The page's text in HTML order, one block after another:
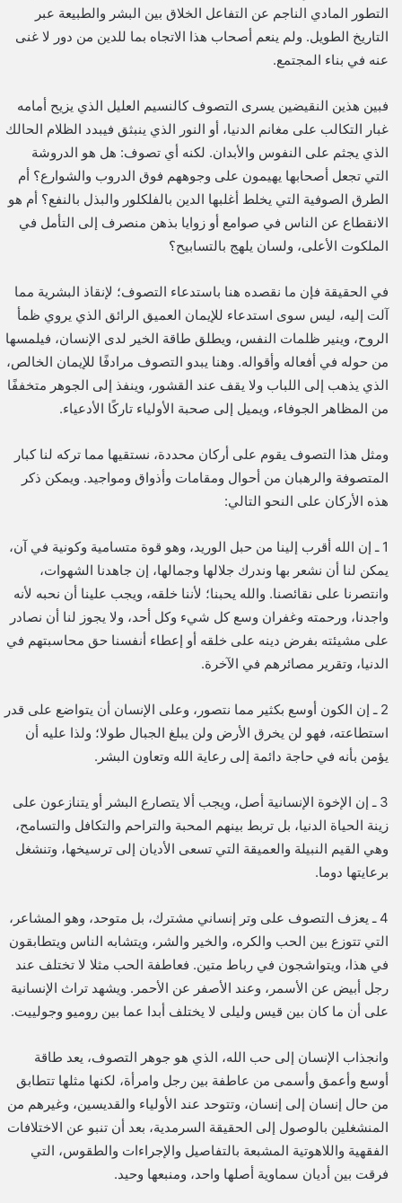
التطور المادي الناجم عن التفاعل الخلاق بين البشر والطبيعة عبر
التاريخ الطويل. ولم ينعم أصحاب هذا الاتجاه بما للدين من دور لا غنى
عنه في بناء المجتمع.
فبين هذين النقيضين يسرى التصوف كالنسيم العليل الذي يزيح أمامه
غبار التكالب على مغانم الدنيا، أو النور الذي ينبثق فيبدد الظلام الحالك
الذي يجثم على النفوس والأبدان. لكنه أي تصوف: هل هو الدروشة
التي تجعل أصحابها يهيمون على وجوههم فوق الدروب والشوارع؟ أم
الطرق الصوفية التي يخلط أغلبها الدين بالفلكلور والبذل بالنفع؟ أم هو
الانقطاع عن الناس في صوامع أو زوايا بذهن منصرف إلى التأمل في
الملكوت الأعلى، ولسان يلهج بالتسابيح؟
في الحقيقة فإن ما نقصده هنا باستدعاء التصوف؛ لإنقاذ البشرية مما
آلت إليه، ليس سوى استدعاء للإيمان العميق الرائق الذي يروي ظمأ
الروح، وينير ظلمات النفس، ويطلق طاقة الخير لدى الإنسان، فيلمسها
من حوله في أفعاله وأقواله. وهنا يبدو التصوف مرادفًا للإيمان الخالص،
الذي يذهب إلى اللباب ولا يقف عند القشور، وينفذ إلى الجوهر متخففًا
من المظاهر الجوفاء، ويميل إلى صحبة الأولياء تاركًا الأدعياء.
ومثل هذا التصوف يقوم على أركان محددة، نستقيها مما تركه لنا كبار
المتصوفة والرهبان من أحوال ومقامات وأذواق ومواجيد. ويمكن ذكر
هذه الأركان على النحو التالي:
1 ـ إن الله أقرب إلينا من حبل الوريد، وهو قوة متسامية وكونية في آن،
يمكن لنا أن نشعر بها وندرك جلالها وجمالها، إن جاهدنا الشهوات،
وانتصرنا على نقائصنا. والله يحبنا؛ لأننا خلقه، ويجب علينا أن نحبه لأنه
واجدنا، ورحمته وغفران وسع كل شيء وكل أحد، ولا يجوز لنا أن نصادر
على مشيئته بفرض دينه على خلقه أو إعطاء أنفسنا حق محاسبتهم في
الدنيا، وتقرير مصائرهم في الآخرة.
2 ـ إن الكون أوسع بكثير مما نتصور، وعلى الإنسان أن يتواضع على قدر
استطاعته، فهو لن يخرق الأرض ولن يبلغ الجبال طولا؛ ولذا عليه أن
يؤمن بأنه في حاجة دائمة إلى رعاية الله وتعاون البشر.
3 ـ إن الإخوة الإنسانية أصل، ويجب ألا يتصارع البشر أو يتنازعون على
زينة الحياة الدنيا، بل تربط بينهم المحبة والتراحم والتكافل والتسامح،
وهي القيم النبيلة والعميقة التي تسعى الأديان إلى ترسيخها، وتنشغل
برعايتها دوما.
4 ـ يعزف التصوف على وتر إنساني مشترك، بل متوحد، وهو المشاعر،
التي تتوزع بين الحب والكره، والخير والشر، ويتشابه الناس ويتطابقون
في هذا، ويتواشجون في رباط متين. فعاطفة الحب مثلا لا تختلف عند
رجل أبيض عن الأسمر، وعند الأصفر عن الأحمر. ويشهد تراث الإنسانية
على أن ما كان بين قيس وليلى لا يختلف أبدا عما بين روميو وجولييت.
وانجذاب الإنسان إلى حب الله، الذي هو جوهر التصوف، يعد طاقة
أوسع وأعمق وأسمى من عاطفة بين رجل وامرأة، لكنها مثلها تتطابق
من حال إنسان إلى إنسان، وتتوحد عند الأولياء والقديسين، وغيرهم من
المنشغلين بالوصول إلى الحقيقة السرمدية، بعد أن تنبو عن الاختلافات
الفقهية واللاهوتية المشبعة بالتفاصيل والإجراءات والطقوس، التي
فرقت بين أديان سماوية أصلها واحد، ومنبعها وحيد.